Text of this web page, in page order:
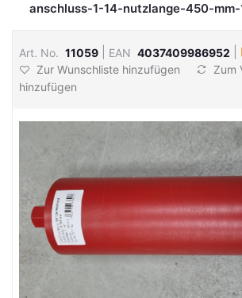
anschluss-1-14-nutzlange-450-mm-
Art. No. 11059 EAN 4037409986952
Zur Wunschliste hinzufügen
Zum
hinzufügen